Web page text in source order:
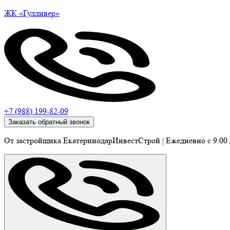
ЖК «Гулливер»
+7 (988) 199-82-09
Заказать обратный звонок
От застройщика ЕкатеринодарИнвестСтрой | Ежедневно c 9:00